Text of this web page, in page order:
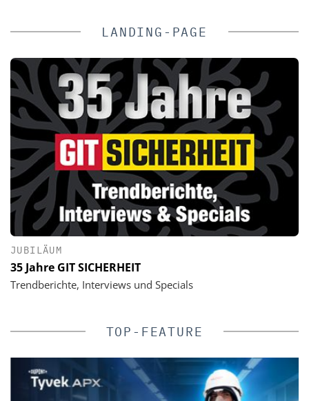
LANDING-PAGE
JUBILÄUM
35 Jahre GIT SICHERHEIT
Trendberichte, Interviews und Specials
TOP-FEATURE